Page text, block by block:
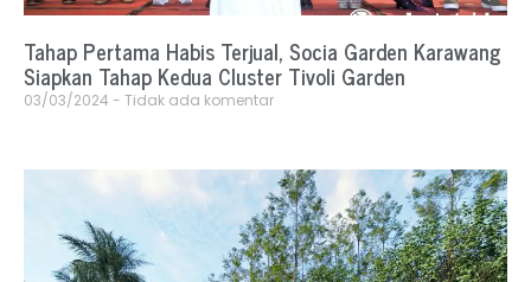
Tahap Pertama Habis Terjual, Socia Garden Karawang
Siapkan Tahap Kedua Cluster Tivoli Garden
03/03/2024 Tidak ada komentar